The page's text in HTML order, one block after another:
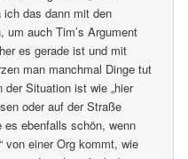
ich das dann mit den
um auch Tim’s Argument
es gerade ist und mit
man manchmal Dinge tut
der Situation ist wie „hier
oder auf der Straße
es ebenfalls schön, wenn
von einer Org kommt, wie